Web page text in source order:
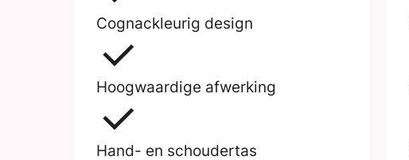
Cognackleurig design
Hoogwaardige afwerking
Hand- en schoudertas